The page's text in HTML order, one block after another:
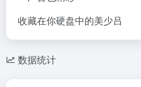
收藏在你硬盘中的美少吕
数据统计